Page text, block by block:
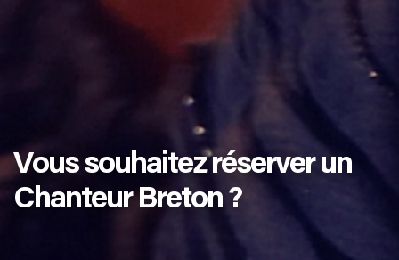
Vous souhaitez réserver un
Chanteur Breton ?